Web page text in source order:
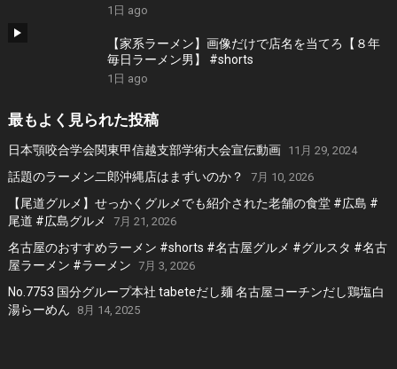
1日 ago
【家系ラーメン】画像だけで店名を当てろ【８年
毎日ラーメン男】 #shorts
1日 ago
最もよく見られた投稿
日本顎咬合学会関東甲信越支部学術大会宣伝動画 11月 29, 2024
話題のラーメン二郎沖縄店はまずいのか？ 7月 10, 2026
【尾道グルメ】せっかくグルメでも紹介された老舗の食堂 #広島 #
尾道 #広島グルメ
7月 21, 2026
名古屋のおすすめラーメン #shorts #名古屋グルメ #グルスタ #名古
屋ラーメン #ラーメン 7月 3, 2026
No.7753 国分グループ本社 tabeteだし麺 名古屋コーチンだし鶏塩白
湯らーめん
8月 14, 2025